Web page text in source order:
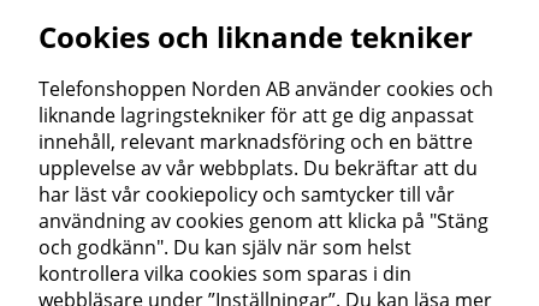
Cookies och liknande tekniker
Telefonshoppen Norden AB använder cookies och
liknande lagringstekniker för att ge dig anpassat
innehåll, relevant marknadsföring och en bättre
upplevelse av vår webbplats. Du bekräftar att du
har läst vår cookiepolicy och samtycker till vår
användning av cookies genom att klicka på "Stäng
och godkänn". Du kan själv när som helst
kontrollera vilka cookies som sparas i din
webbläsare under ”Inställningar”. Du kan läsa mer